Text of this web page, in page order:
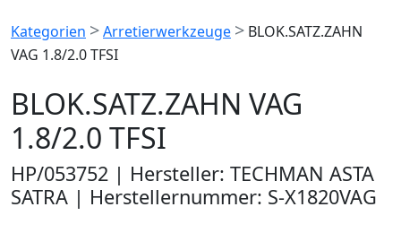
Kategorien >Arretierwerkzeuge > BLOK.SATZ.ZAHN
VAG 1.8/2.0 TFSI
BLOK.SATZ.ZAHN VAG
1.8/2.0 TFSI
HP/053752 | Hersteller: TECHMAN ASTA
SATRA | Herstellernummer: S-X1820VAG